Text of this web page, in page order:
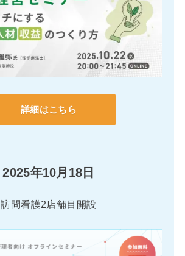
詳細はこちら
2025年10月18日
訪問看護2店舗目開設